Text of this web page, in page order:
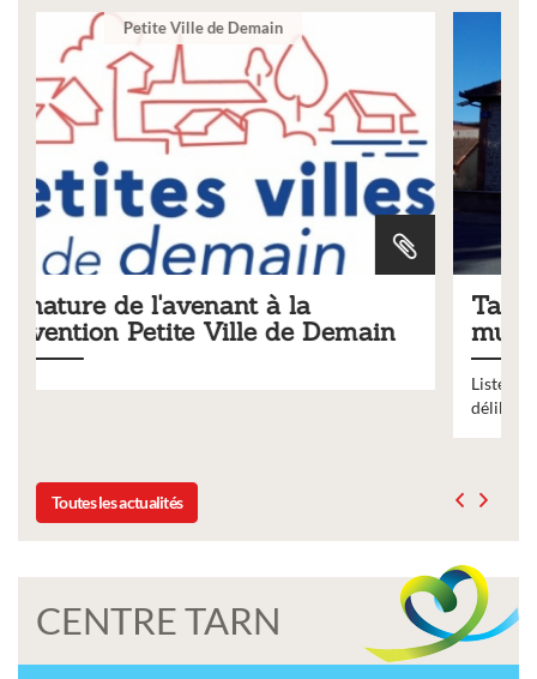
Tarifs 2026 des services
municipaux
Liste des tarifs 2026 des services municipaux,
délibération du conseil municipal du 19 décembre
Toutes les actualités
CENTRE TARN